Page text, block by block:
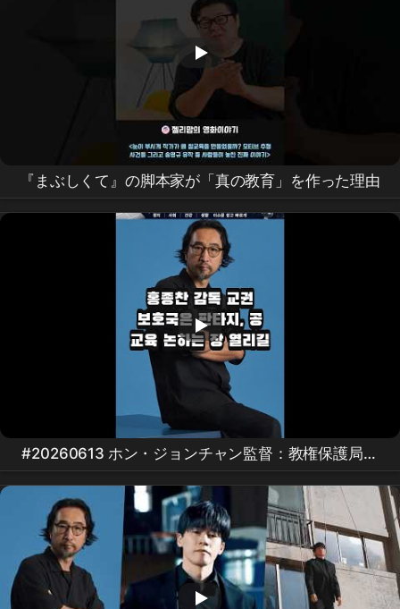
『まぶしくて』の脚本家が「真の教育」を作った理由
#20260613 ホン・ジョンチャン監督：教権保護局は
ファンタジー、公教育を議論する場が開かれることを
願う #연예 #뉴스쇼츠 #핵심이슈 #오늘뉴스 #
홍종찬